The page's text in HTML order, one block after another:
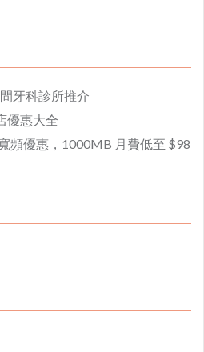
牙科診所推介
優惠大全
頻優惠，1000MB 月費低至 $98